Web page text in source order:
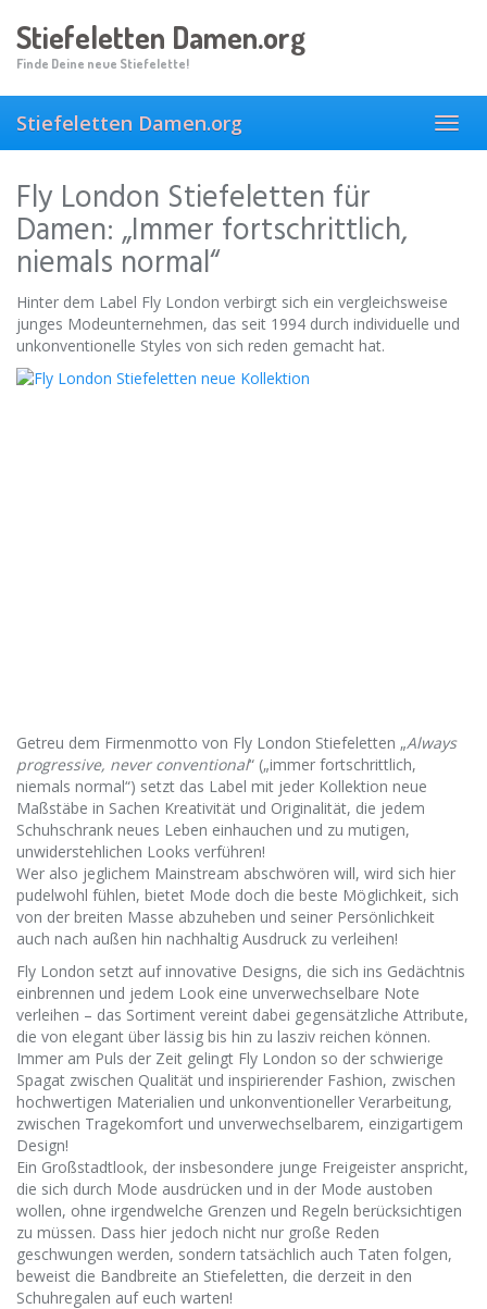
main
content
Stiefeletten Damen.org
Finde Deine neue Stiefelette!
Stiefeletten Damen.org
Fly London Stiefeletten für
Damen: „Immer fortschrittlich,
niemals normal“
Hinter dem Label Fly London verbirgt sich ein vergleichsweise
junges Modeunternehmen, das seit 1994 durch individuelle und
unkonventionelle Styles von sich reden gemacht hat.
Getreu dem Firmenmotto von Fly London Stiefeletten „Always
progressive, never conventional“ („immer fortschrittlich,
niemals normal“) setzt das Label mit jeder Kollektion neue
Maßstäbe in Sachen Kreativität und Originalität, die jedem
Schuhschrank neues Leben einhauchen und zu mutigen,
unwiderstehlichen Looks verführen!
Wer also jeglichem Mainstream abschwören will, wird sich hier
pudelwohl fühlen, bietet Mode doch die beste Möglichkeit, sich
von der breiten Masse abzuheben und seiner Persönlichkeit
auch nach außen hin nachhaltig Ausdruck zu verleihen!
Fly London setzt auf innovative Designs, die sich ins Gedächtnis
einbrennen und jedem Look eine unverwechselbare Note
verleihen – das Sortiment vereint dabei gegensätzliche Attribute,
die von elegant über lässig bis hin zu lasziv reichen können.
Immer am Puls der Zeit gelingt Fly London so der schwierige
Spagat zwischen Qualität und inspirierender Fashion, zwischen
hochwertigen Materialien und unkonventioneller Verarbeitung,
zwischen Tragekomfort und unverwechselbarem, einzigartigem
Design!
Ein Großstadtlook, der insbesondere junge Freigeister anspricht,
die sich durch Mode ausdrücken und in der Mode austoben
wollen, ohne irgendwelche Grenzen und Regeln berücksichtigen
zu müssen. Dass hier jedoch nicht nur große Reden
geschwungen werden, sondern tatsächlich auch Taten folgen,
beweist die Bandbreite an Stiefeletten, die derzeit in den
Schuhregalen auf euch warten!